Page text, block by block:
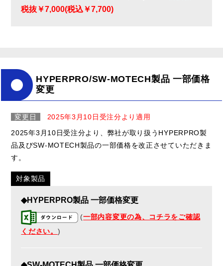
税抜￥7,000(税込￥7,700)
HYPERPRO/SW-MOTECH製品 一部価格
変更
変更日
2025年3月10日受注分より適用
2025年3月10日受注分より、弊社が取り扱うHYPERPRO製
品及びSW-MOTECH製品の一部価格を改正させていただきま
す。
対象製品
◆HYPERPRO製品 一部価格変更
(一部内容変更の為、コチラをご確認
ください。 )